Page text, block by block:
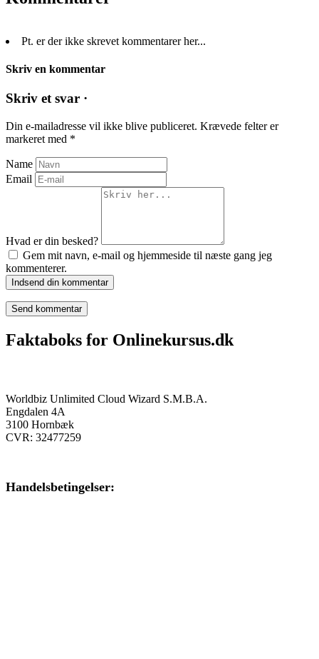
Pt. er der ikke skrevet kommentarer her...
Skriv en kommentar
Skriv et svar ·
Din e-mailadresse vil ikke blive publiceret. Krævede felter er
markeret med *
Name
Email
Hvad er din besked?
Gem mit navn, e-mail og hjemmeside til næste gang jeg
kommenterer.
Indsend din kommentar
Faktaboks for Onlinekursus.dk
Worldbiz Unlimited Cloud Wizard S.M.B.A.
Engdalen 4A
3100 Hornbæk
CVR: 32477259
Handelsbetingelser: